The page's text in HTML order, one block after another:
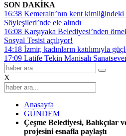
SON DAKİKA
16:38 Kemeraltı’nın kent
Söyleşileri’nde ele alındı
16:08 Karşıyaka Belediyesi’nden
Sosyal Tesisi açılıyor!
14:18 İzmir, kadınların katılımıyla
17:09 Latife Tekin Manisalı
X
Anasayfa
GÜNDEM
Çeşme Belediyesi, Balıkçılar
projesini esnafla paylaştı